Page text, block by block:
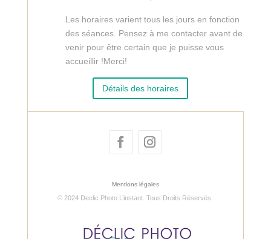
Les horaires varient tous les jours en fonction
des séances. Pensez à me contacter avant de
venir pour être certain que je puisse vous
accueillir !Merci!
Détails des horaires
Mentions légales
© 2024 Declic Photo L’instant. Tous Droits Réservés.